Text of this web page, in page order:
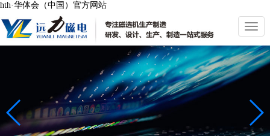
hth·华体会（中国）官方网站
切
换
导
航